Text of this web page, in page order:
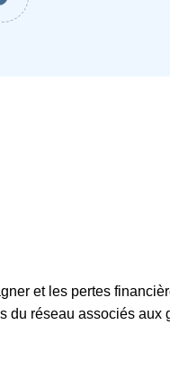
et les pertes
du réseau associés